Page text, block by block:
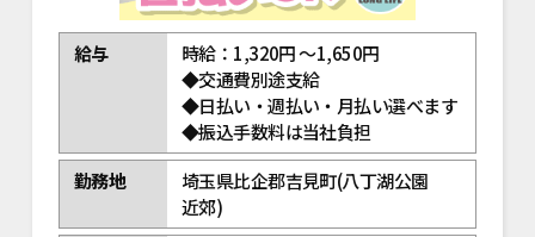
給与
時給：1,320円 ～1,650円
◆交通費別途支給
◆日払い・週払い・月払い選べます
◆振込手数料は当社負担
勤務地
埼玉県比企郡吉見町(八丁湖公園
近郊)